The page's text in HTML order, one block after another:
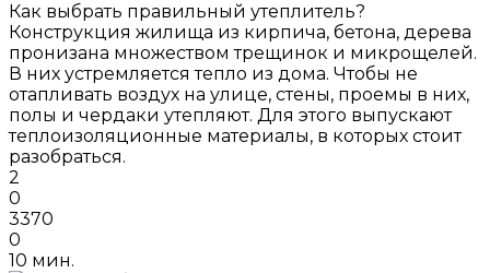
Как выбрать правильный утеплитель?
Конструкция жилища из кирпича, бетона, дерева
пронизана множеством трещинок и микрощелей.
В них устремляется тепло из дома. Чтобы не
отапливать воздух на улице, стены, проемы в них,
полы и чердаки утепляют. Для этого выпускают
теплоизоляционные материалы, в которых стоит
разобраться.
2
0
3370
0
10 мин.